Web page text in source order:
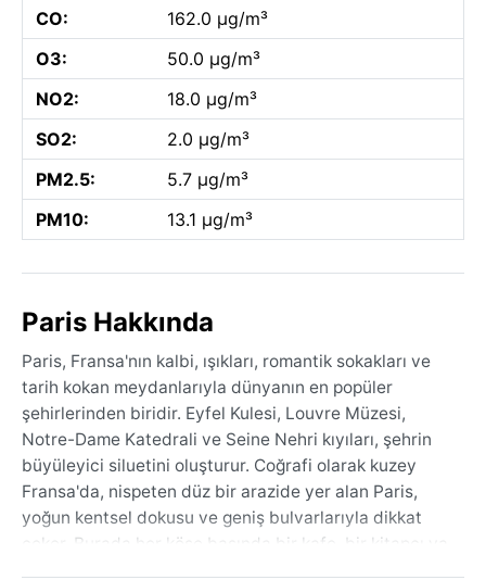
CO:
162.0 µg/m³
O3:
50.0 µg/m³
NO2:
18.0 µg/m³
SO2:
2.0 µg/m³
PM2.5:
5.7 µg/m³
PM10:
13.1 µg/m³
Paris Hakkında
Paris, Fransa'nın kalbi, ışıkları, romantik sokakları ve
tarih kokan meydanlarıyla dünyanın en popüler
şehirlerinden biridir. Eyfel Kulesi, Louvre Müzesi,
Notre-Dame Katedrali ve Seine Nehri kıyıları, şehrin
büyüleyici siluetini oluşturur. Coğrafi olarak kuzey
Fransa'da, nispeten düz bir arazide yer alan Paris,
yoğun kentsel dokusu ve geniş bulvarlarıyla dikkat
çeker. Burada her köşe başında bir kafe, bir kitapçı ya